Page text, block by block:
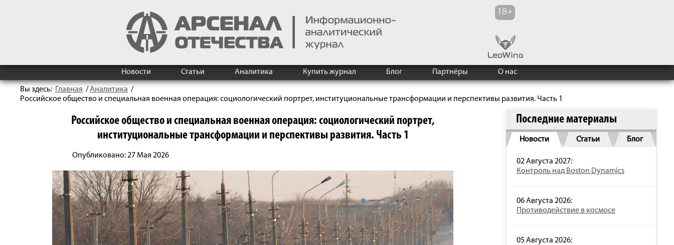
Новости Статьи Аналитика Купить журнал Блог Партнёры О нас
Вы здесь: Главная /Аналитика /
Российское общество и специальная военная операция: социологический портрет, институциональные трансформации и перспективы развития. Часть 1
Российское общество и специальная военная операция: социологический портрет,
институциональные трансформации и перспективы развития. Часть 1
Опубликовано: 27 Мая 2026
Последние материалы
Новости Статьи Блог
02 Августа 2027:
Контроль над Boston Dynamics
06 Августа 2026:
Противодействие в космосе
05 Августа 2026: